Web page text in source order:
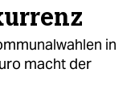
in
macht der